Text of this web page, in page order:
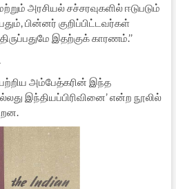
அரசியல் சச்சரவுகளில் ஈடுபடும்
பின்னர் குறிப்பிட்டவர்கள்
இதற்குக் காரணம்.’’
அம்பேத்கரின் இந்த
இந்தியப்பிரிவினை’ என்ற நூலில்